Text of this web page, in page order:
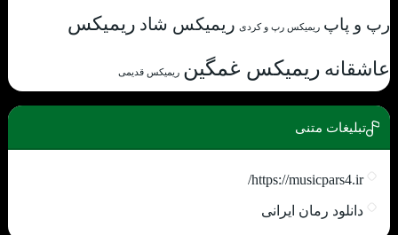
رپ و پاپ ریمیکس رپ و کردی ریمیکس شاد ریمیکس
عاشقانه ریمیکس غمگین ریمیکس قدیمی
تبلیغات متنی
https://musicpars4.ir/
دانلود رمان ایرانی